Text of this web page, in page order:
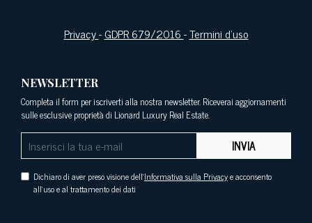
Privacy-GDPR 679/2016-Termini d’uso
NEWSLETTER
Completa il form per iscriverti alla nostra newsletter. Riceverai aggiornamenti
sulle esclusive proprietà di Lionard Luxury Real Estate.
INVIA
Dichiaro di aver preso visione dell'Informativa sulla Privacye acconsento
all'uso e al trattamento dei dati